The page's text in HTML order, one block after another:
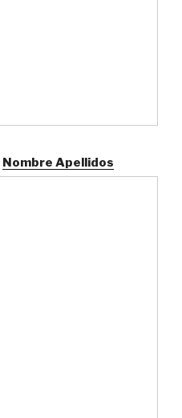
Nombre Apellidos